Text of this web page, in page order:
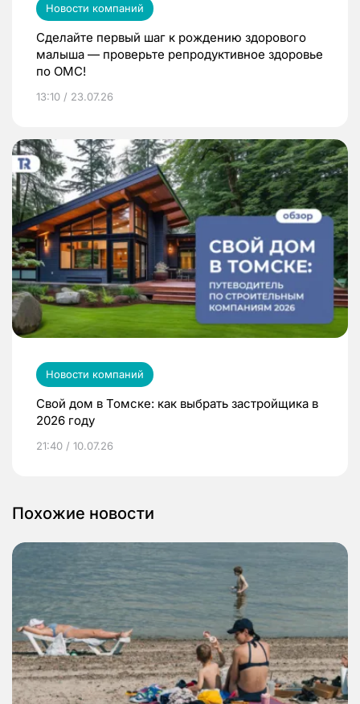
Новости компаний
Сделайте первый шаг к рождению здорового
малыша — проверьте репродуктивное здоровье
по ОМС!
13:10 / 23.07.26
Новости компаний
Свой дом в Томске: как выбрать застройщика в
2026 году
21:40 / 10.07.26
Похожие новости